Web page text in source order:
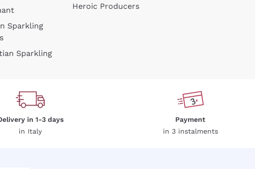
Sparkling
Sparkling
Heroic Producers
in 1-3 days
in Italy
Payment
in 3 instalments